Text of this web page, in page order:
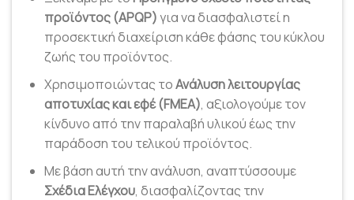
προϊόντος (APQP)για να διασφαλιστεί η
προσεκτική διαχείριση κάθε φάσης του κύκλου
ζωής του προϊόντος.
Χρησιμοποιώντας τοΑνάλυση λειτουργίας
αποτυχίας και εφέ (FMEA), αξιολογούμε τον
κίνδυνο από την παραλαβή υλικού έως την
παράδοση του τελικού προϊόντος.
Με βάση αυτή την ανάλυση, αναπτύσσουμε
Σχέδια Ελέγχου, διασφαλίζοντας την